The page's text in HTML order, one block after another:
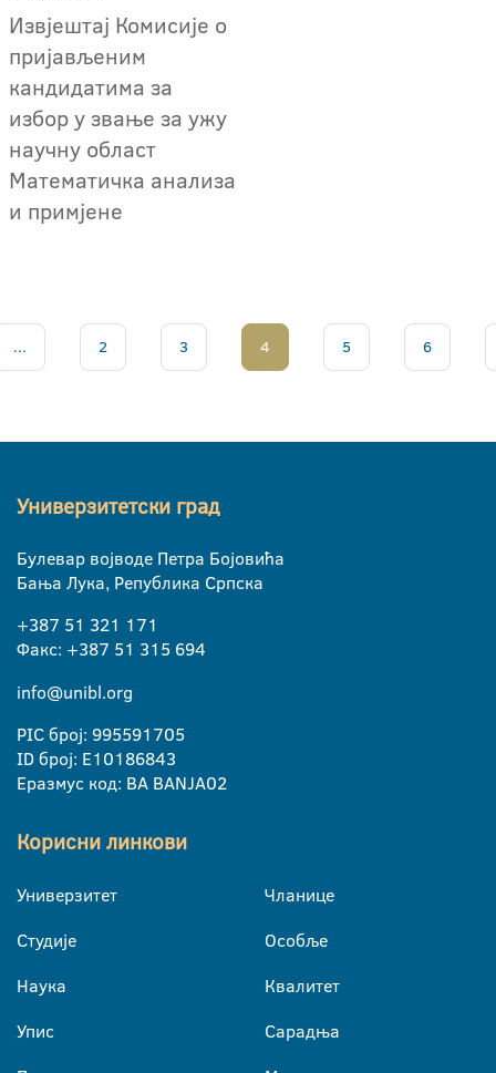
Извјештај Комисије о
пријављеним
кандидатима за
избор у звање за ужу
научну област
Математичка анализа
и примјене
... 2 3 4 5 6
Универзитетски град
Булевар војводе Петра Бојовића
Бања Лука, Република Српска
+387 51 321 171
Факс: +387 51 315 694
info@unibl.org
PIC број: 995591705
ID број: E10186843
Еразмус код: BA BANJA02
Корисни линкови
Универзитет
Студије
Наука
Упис
Чланице
Особље
Квалитет
Сарадња